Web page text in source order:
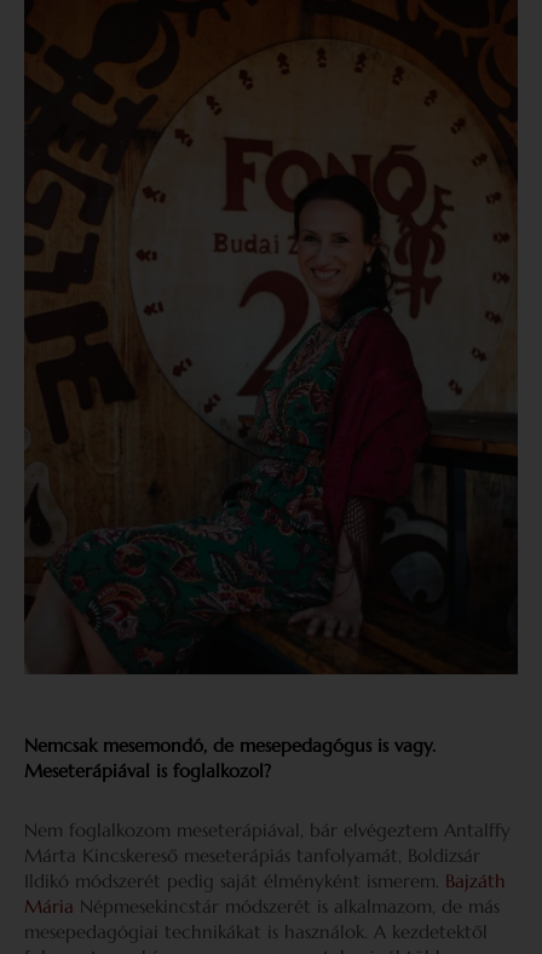
Nemcsak mesemondó, de mesepedagógus is vagy.
Meseterápiával is foglalkozol?
Nem foglalkozom meseterápiával, bár elvégeztem Antalffy
Márta Kincskereső meseterápiás tanfolyamát, Boldizsár
Ildikó módszerét pedig saját élményként ismerem. Bajzáth
Mária Népmesekincstár módszerét is alkalmazom, de más
mesepedagógiai technikákat is használok. A kezdetektől